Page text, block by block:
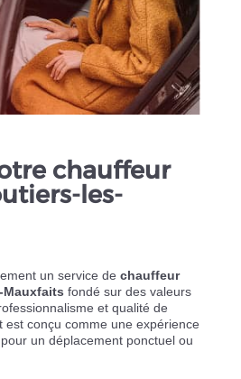
chauffeur
les-
un service de chauffeur
Mauxfaits fondé sur des valeurs
et qualité de
est conçu comme une expérience
un déplacement ponctuel ou